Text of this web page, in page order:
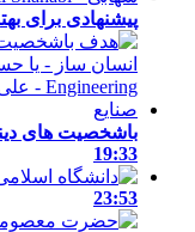
پیشنهادی برای
باشخصیت های
19:33
23:53